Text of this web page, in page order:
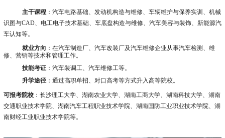
主干课程：汽车电路基础、发动机构造与维修、车辆维护与保养实训、机械
识图与CAD、电工电子技术基础、车底盘构造与维修、汽车美容与装饰、新能源汽
车认知等。
就业方向 ：在汽车制造厂、汽车改装厂及汽车维修企业从事汽车检测、维
修、营销等技术和管理工作。
技能考证：汽车装调工、汽车维修工等。
升学途径：通过高职单招、对口高考等方式升入高等院校。
可报考院校：长沙理工大学、湖南农业大学、湖南工商大学、湖南科技大学、湖南
交通职业技术学院、湖南汽车工程职业技术学院、湖南国防工业职业技术学院、湖
南财经工业职业技术学院等。